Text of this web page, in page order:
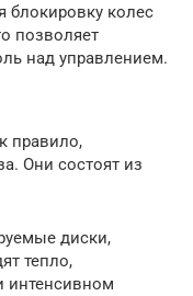
блокировку колес
позволяет
над управлением.
правило,
Они состоят из
диски,
тепло,
интенсивном